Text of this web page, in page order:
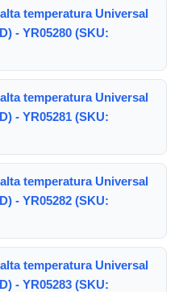
temperatura Universal
- YR05280 (SKU:
temperatura Universal
- YR05281 (SKU:
temperatura Universal
- YR05282 (SKU:
temperatura Universal
- YR05283 (SKU: